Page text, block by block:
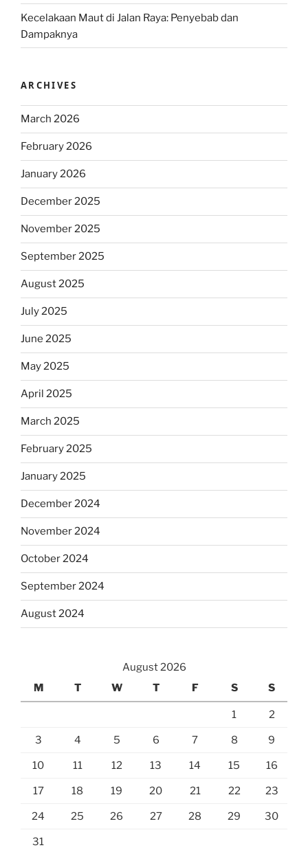
Kecelakaan Maut di Jalan Raya: Penyebab dan
Dampaknya
ARCHIVES
March 2026
February 2026
January 2026
December 2025
November 2025
September 2025
August 2025
July 2025
June 2025
May 2025
April 2025
March 2025
February 2025
January 2025
December 2024
November 2024
October 2024
September 2024
August 2024
August 2026
M
T W T F S S
1 2
3 4 5 6 7 8 9
10 11 12 13 14 15 16
17 18 19 20 21 22 23
24 25 26 27 28 29 30
31